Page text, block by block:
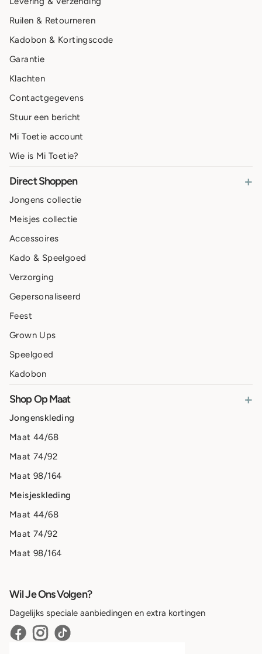
Ruilen & Retourneren
Kadobon & Kortingscode
Garantie
Klachten
Contactgegevens
Stuur een bericht
Mi Toetie account
Wie is Mi Toetie?
Direct Shoppen +
Jongens collectie
Meisjes collectie
Accessoires
Kado & Speelgoed
Verzorging
Gepersonaliseerd
Feest
Grown Ups
Speelgoed
Kadobon
Shop Op Maat +
Jongenskleding
Maat 44/68
Maat 74/92
Maat 98/164
Meisjeskleding
Maat 44/68
Maat 74/92
Maat 98/164
Wil Je Ons Volgen?
Dagelijks speciale aanbiedingen en extra kortingen